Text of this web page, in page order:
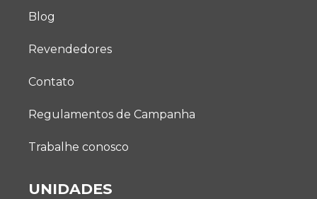
Blog
Revendedores
Contato
Regulamentos de Campanha
Trabalhe conosco
UNIDADES